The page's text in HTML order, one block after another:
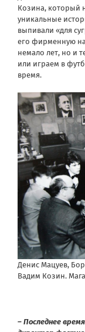
Козина, который
уникальные
выпивали «для
его фирменную
немало лет, но и
или играем в
время.
Денис Мацуев,
Вадим Козин.
– Последнее